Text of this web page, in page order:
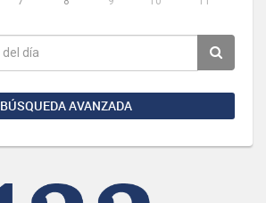
BÚSQUEDA AVANZADA